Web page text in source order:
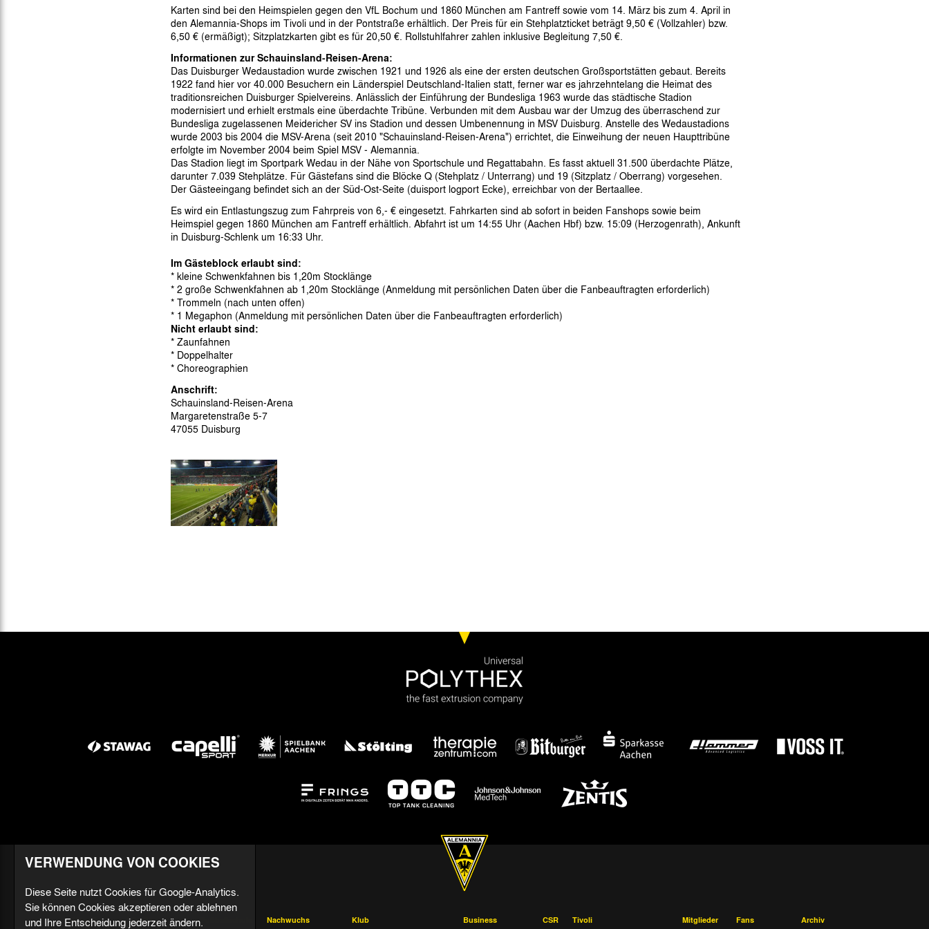
Gegen Rechtsextremismus am Tivoli
Verbotene Symbolik am Tivoli
Karten sind bei den Heimspielen gegen den VfL Bochum und 1860 München am Fantreff sowie vom 14. März bis zum 4. April in
den Alemannia-Shops im Tivoli und in der Pontstraße erhältlich. Der Preis für ein Stehplatzticket beträgt 9,50 € (Vollzahler) bzw.
6,50 € (ermäßigt); Sitzplatzkarten gibt es für 20,50 €. Rollstuhlfahrer zahlen inklusive Begleitung 7,50 €.
Informationen zur Schauinsland-Reisen-Arena:
Das Duisburger Wedaustadion wurde zwischen 1921 und 1926 als eine der ersten deutschen Großsportstätten gebaut. Bereits
1922 fand hier vor 40.000 Besuchern ein Länderspiel Deutschland-Italien statt, ferner war es jahrzehntelang die Heimat des
traditionsreichen Duisburger Spielvereins. Anlässlich der Einführung der Bundesliga 1963 wurde das städtische Stadion
modernisiert und erhielt erstmals eine überdachte Tribüne. Verbunden mit dem Ausbau war der Umzug des überraschend zur
Bundesliga zugelassenen Meidericher SV ins Stadion und dessen Umbenennung in MSV Duisburg. Anstelle des Wedaustadions
wurde 2003 bis 2004 die MSV-Arena (seit 2010 "Schauinsland-Reisen-Arena") errichtet, die Einweihung der neuen Haupttribüne
erfolgte im November 2004 beim Spiel MSV - Alemannia.
Das Stadion liegt im Sportpark Wedau in der Nähe von Sportschule und Regattabahn. Es fasst aktuell 31.500 überdachte Plätze,
darunter 7.039 Stehplätze. Für Gästefans sind die Blöcke Q (Stehplatz / Unterrang) und 19 (Sitzplatz / Oberrang) vorgesehen.
Der Gästeeingang befindet sich an der Süd-Ost-Seite (duisport logport Ecke), erreichbar von der Bertaallee.
Es wird ein Entlastungszug zum Fahrpreis von 6,- € eingesetzt. Fahrkarten sind ab sofort in beiden Fanshops sowie beim
Heimspiel gegen 1860 München am Fantreff erhältlich. Abfahrt ist um 14:55 Uhr (Aachen Hbf) bzw. 15:09 (Herzogenrath), Ankunft
in Duisburg-Schlenk um 16:33 Uhr.
Im Gästeblock erlaubt sind:
* kleine Schwenkfahnen bis 1,20m Stocklänge
* 2 große Schwenkfahnen ab 1,20m Stocklänge (Anmeldung mit persönlichen Daten über die Fanbeauftragten erforderlich)
* Trommeln (nach unten offen)
* 1 Megaphon (Anmeldung mit persönlichen Daten über die Fanbeauftragten erforderlich)
Nicht erlaubt sind:
* Zaunfahnen
* Doppelhalter
* Choreographien
Anschrift:
Schauinsland-Reisen-Arena
Margaretenstraße 5-7
47055 Duisburg
Aktuell Profis Nachwuchs Klub Business CSR Tivoli Mitglieder Fans Archiv
VERWENDUNG VON COOKIES
Diese Seite nutzt Cookies für Google-Analytics.
Sie können Cookies akzeptieren oder ablehnen
und Ihre Entscheidung jederzeit ändern.